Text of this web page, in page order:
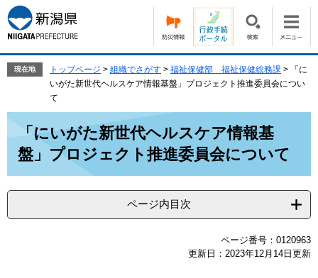
ー
ジ
の
す。
ニ
ュ
ー
し
現在地 トップページ > 組織でさがす > 福祉保健部 福祉保健総務課 >
「に
いがた新世代ヘルスケア情報基盤」プロジェクト推進委員会につい
て
「にいがた新世代ヘルスケア情報基
盤」プロジェクト推進委員会について
ページ内目次
ページ番号：0120963
更新日：2023年12月14日更新